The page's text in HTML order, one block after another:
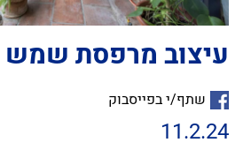
עיצוב מרפסת שמש
שתף/י בפייסבוק
11.2.24